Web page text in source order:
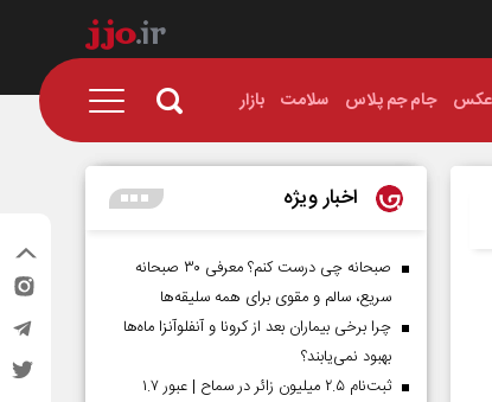
عکس جام جم پلاس سلامت بازار
اخبار ویژه
صبحانه چی درست کنم؟ معرفی ۳۰ صبحانه
سریع، سالم و مقوی برای همه سلیقه‌ها
چرا برخی بیماران بعد از کرونا و آنفلوآنزا ماه‌ها
بهبود نمی‌یابند؟
ثبت‌نام ۲.۵ میلیون زائر در سماح | عبور ۱.۷